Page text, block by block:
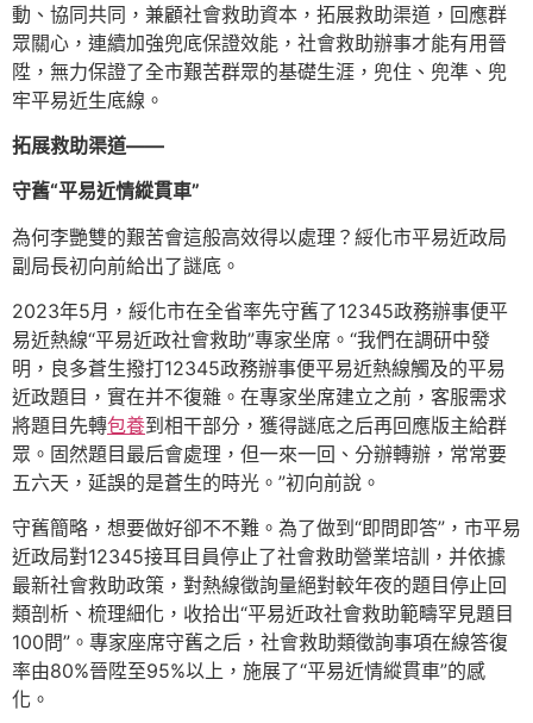
動、協同共同，兼顧社會救助資本，拓展救助渠道，回應群
眾關心，連續加強兜底保證效能，社會救助辦事才能有用晉
陞，無力保證了全市艱苦群眾的基礎生涯，兜住、兜準、兜
牢平易近生底線。
拓展救助渠道——
守舊“平易近情縱貫車”
為何李艷雙的艱苦會這般高效得以處理？綏化市平易近政局
副局長初向前給出了謎底。
2023年5月，綏化市在全省率先守舊了12345政務辦事便平
易近熱線“平易近政社會救助”專家坐席。“我們在調研中發
明，良多蒼生撥打12345政務辦事便平易近熱線觸及的平易
近政題目，實在并不復雜。在專家坐席建立之前，客服需求
將題目先轉包養到相干部分，獲得謎底之后再回應版主給群
眾。固然題目最后會處理，但一來一回、分辦轉辦，常常要
五六天，延誤的是蒼生的時光。”初向前說。
守舊簡略，想要做好卻不不難。為了做到“即問即答”，市平易
近政局對12345接耳目員停止了社會救助營業培訓，并依據
最新社會救助政策，對熱線徵詢量絕對較年夜的題目停止回
類剖析、梳理細化，收拾出“平易近政社會救助範疇罕見題目
100問”。專家座席守舊之后，社會救助類徵詢事項在線答復
率由80%晉陞至95%以上，施展了“平易近情縱貫車”的感
化。